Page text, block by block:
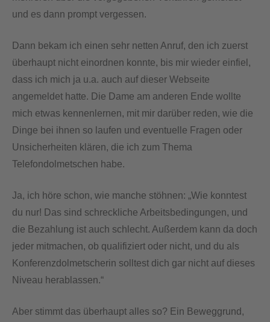
und es dann prompt vergessen.
Dann bekam ich einen sehr netten Anruf, den ich zuerst
überhaupt nicht einordnen konnte, bis mir wieder einfiel,
dass ich mich ja u.a. auch auf dieser Webseite
angemeldet hatte. Die Dame am anderen Ende wollte
mich etwas kennenlernen, mit mir darüber reden, wie die
Dinge bei ihnen so laufen und eventuelle Fragen oder
Unsicherheiten klären, die ich zum Thema
Telefondolmetschen habe.
Ja, ich höre schon, wie manche stöhnen: „Wie konntest
du nur! Das sind schreckliche Arbeitsbedingungen, und
die Bezahlung ist auch schlecht. Außerdem kann da doch
jeder mitmachen, ob qualifiziert oder nicht, und du als
Konferenzdolmetscherin solltest dich gar nicht auf dieses
Niveau herablassen.“
Aber stimmt das überhaupt alles so? Ein Beweggrund,